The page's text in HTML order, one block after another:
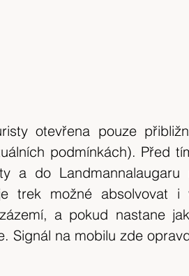
otevřena pouze
podmínkách). Před
a do Landmannalaugaru
trek možné absolvovat
a pokud nastane
Signál na mobilu zde